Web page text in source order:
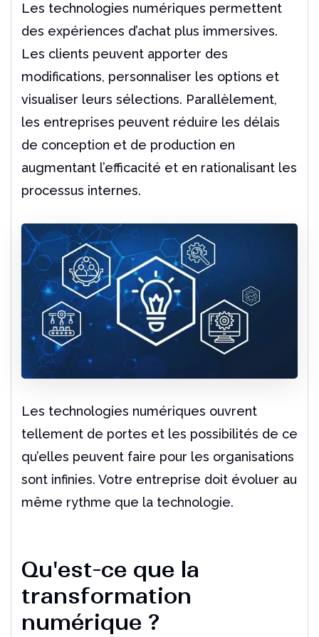
Les 10 principales
de DriveWorks
Un outil indispensable pour les utilisateurs de
Lire l'article
Les technologies numériques permettent
des expériences d’achat plus immersives.
Les clients peuvent apporter des
modifications, personnaliser les options et
visualiser leurs sélections. Parallèlement,
les entreprises peuvent réduire les délais
de conception et de production en
augmentant l’efficacité et en rationalisant les
processus internes.
Les technologies numériques ouvrent
tellement de portes et les possibilités de ce
qu’elles peuvent faire pour les organisations
sont infinies. Votre entreprise doit évoluer au
même rythme que la technologie.
Qu'est-ce que la
transformation
numérique ?